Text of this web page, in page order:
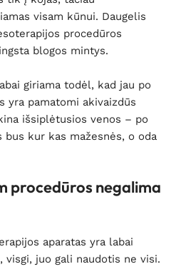
visam kūnui. Daugelis
procedūros
blogos mintys.
giriama todėl, kad jau po
yra pamatomi akivaizdūs
išsiplėtusios venos – po
kur kas mažesnės, o oda
procedūros negalima
aparatas yra labai
visgi, juo gali naudotis ne visi.